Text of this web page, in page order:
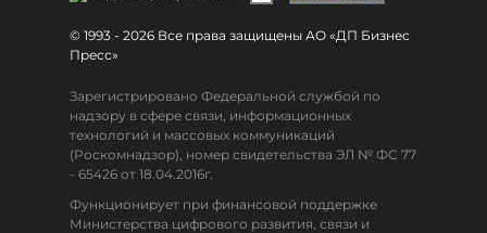
© 1993 - 2026 Все права защищены АО «ДП Бизнес
Пресс»
Зарегистрировано Федеральной службой по
надзору в сфере связи, информационных
технологий и массовых коммуникаций
(Роскомнадзор), номер свидетельства ЭЛ № ФС 77
- 65426 от 18.04.2016г.
Функционирует при финансовой поддержке
Министерства цифрового развития, связи и